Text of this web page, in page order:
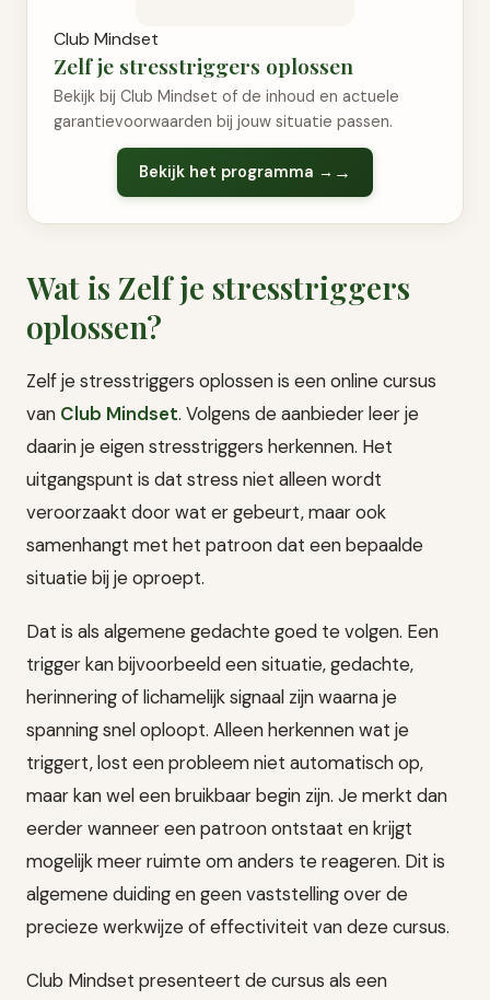
Club Mindset
Zelf je stresstriggers oplossen
Bekijk bij Club Mindset of de inhoud en actuele
garantievoorwaarden bij jouw situatie passen.
Bekijk het programma →
Wat is Zelf je stresstriggers
oplossen?
Zelf je stresstriggers oplossen is een online cursus
van Club Mindset. Volgens de aanbieder leer je
daarin je eigen stresstriggers herkennen. Het
uitgangspunt is dat stress niet alleen wordt
veroorzaakt door wat er gebeurt, maar ook
samenhangt met het patroon dat een bepaalde
situatie bij je oproept.
Dat is als algemene gedachte goed te volgen. Een
trigger kan bijvoorbeeld een situatie, gedachte,
herinnering of lichamelijk signaal zijn waarna je
spanning snel oploopt. Alleen herkennen wat je
triggert, lost een probleem niet automatisch op,
maar kan wel een bruikbaar begin zijn. Je merkt dan
eerder wanneer een patroon ontstaat en krijgt
mogelijk meer ruimte om anders te reageren. Dit is
algemene duiding en geen vaststelling over de
precieze werkwijze of effectiviteit van deze cursus.
Club Mindset presenteert de cursus als een